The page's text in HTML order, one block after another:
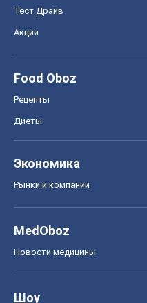
Тест Драйв
Акции
Food Oboz
Рецепты
Диеты
Экономика
Рынки и компании
MedOboz
Новости медицины
Шоу